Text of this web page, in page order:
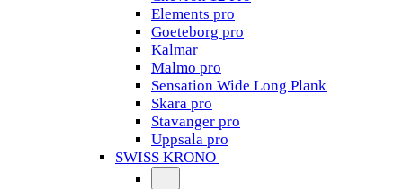
Elements pro
Goeteborg pro
Kalmar
Malmo pro
Sensation Wide Long Plank
Skara pro
Stavanger pro
Uppsala pro
SWISS KRONO